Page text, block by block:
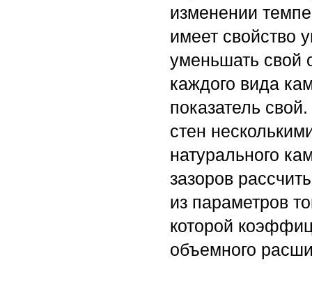
изменении
имеет свойство
уменьшать свой
каждого вида
показатель
стен
натурального
зазоров
из параметров
которой
объемного